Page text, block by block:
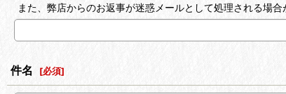
また、弊店からのお返事が迷惑メールとして処理される場
件名 [必須]